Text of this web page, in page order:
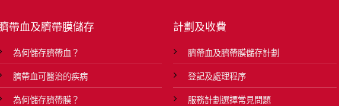
帶血及臍帶膜儲存
為何儲存臍帶血？
臍帶血可醫治的疾病
為何儲存臍帶膜？
計劃及收費
臍帶血及臍帶膜儲存計劃
登記及處理程序
服務計劃選擇常見問題